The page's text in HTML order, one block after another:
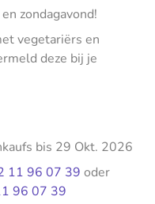
zondagavond!
vegetariërs en
deze bij je
bis 29 Okt. 2026
11 96 07 39 oder
96 07 39